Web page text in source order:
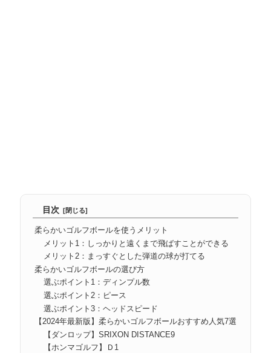
目次
柔らかいゴルフボールを使うメリット
メリット1：しっかりと遠くまで飛ばすことができる
メリット2：まっすぐとした弾道の球が打てる
柔らかいゴルフボールの選び方
選ぶポイント1：ディンプル数
選ぶポイント2：ピース
選ぶポイント3：ヘッドスピード
【2024年最新版】柔らかいゴルフボールおすすめ人気7選
【ダンロップ】SRIXON DISTANCE9
【ホンマゴルフ】Ｄ1